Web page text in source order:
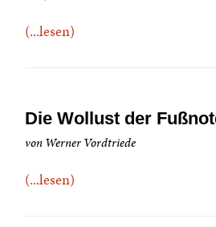
(...lesen)
Die Wollust der
von Werner Vordtriede
(...lesen)